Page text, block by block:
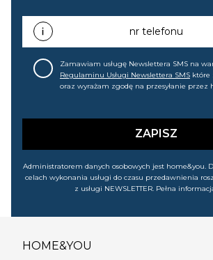
promocjach, wyprzedażach). Wiem, że
każdej chwili cofnąć.nr telefonu
Zamawiam usługę Newslettera SMS na
Regulaminu Usługi Newslettera SMS które
oraz wyrażam zgodę na przesyłanie przez
wyprzedażach). Wiem, że mogę tę zgodę
ZAPISZ
Administratorem danych osobowych jest home&you.
celach wykonania usługi do czasu przedawnienia
z usługi NEWSLETTER. Pełna
HOME&YOU